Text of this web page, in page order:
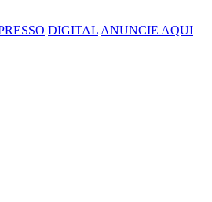
DIGITAL ANUNCIE AQUI